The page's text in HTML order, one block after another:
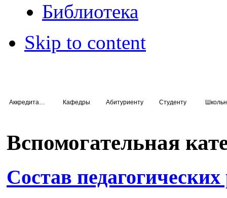
Библиотека
Skip to content
Кафедры Абитуриенту Студенту
Вспомогательная
Состав